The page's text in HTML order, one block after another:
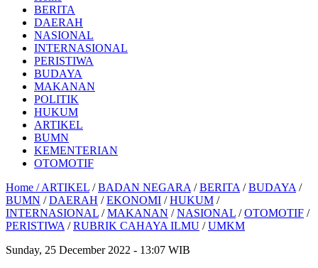
BERITA
DAERAH
NASIONAL
INTERNASIONAL
PERISTIWA
BUDAYA
MAKANAN
POLITIK
HUKUM
ARTIKEL
BUMN
KEMENTERIAN
OTOMOTIF
Home /ARTIKEL /BADAN NEGARA /BERITA /BUDAYA /
BUMN /DAERAH /EKONOMI /HUKUM /
INTERNASIONAL /MAKANAN /NASIONAL /OTOMOTIF /
PERISTIWA /RUBRIK CAHAYA ILMU /UMKM
Sunday, 25 December 2022 - 13:07 WIB